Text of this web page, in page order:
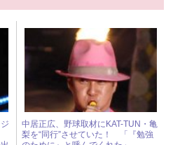
中居正広、野球取材にKAT-TUN・亀
梨を“同行”させていた！ 「『勉強